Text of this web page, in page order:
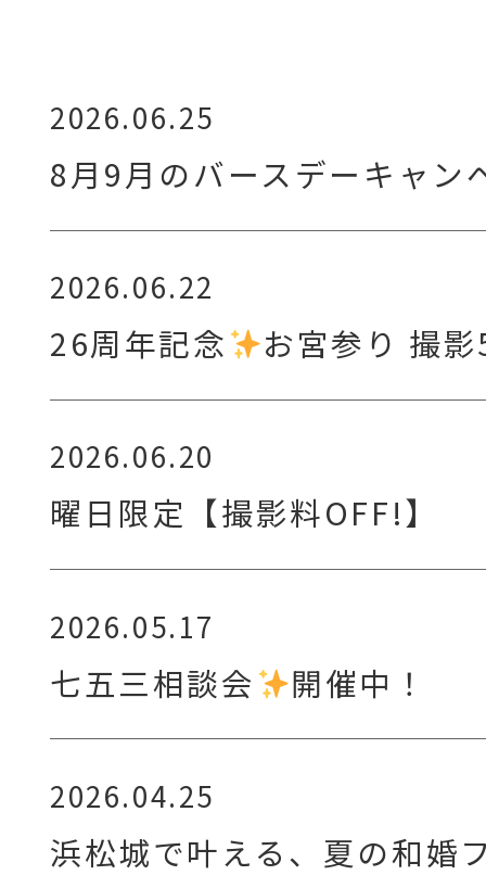
2026.06.25
8月9月のバースデーキャン
2026.06.22
26周年記念 お宮参り 撮
2026.06.20
曜日限定【撮影料OFF!】
2026.05.17
七五三相談会 開催中！
2026.04.25
浜松城で叶える、夏の和婚